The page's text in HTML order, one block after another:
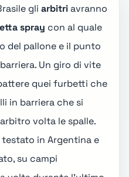
gli arbitriavranno
spray con al quale
del pallone e il punto
Un giro di vite
quei furbetti che
in barriera che si
volta le spalle.
in Argentina e
su campi